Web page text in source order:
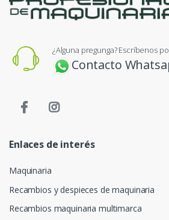
¿Alguna pregunga? Escríbenos
Contacto
Enlaces de interés
Maquinaria
Recambios y despieces de maquinaria
Recambios maquinaria multimarca